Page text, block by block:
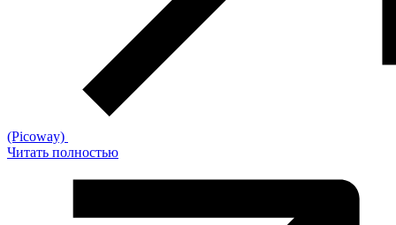
(Picoway)
Читать полностью